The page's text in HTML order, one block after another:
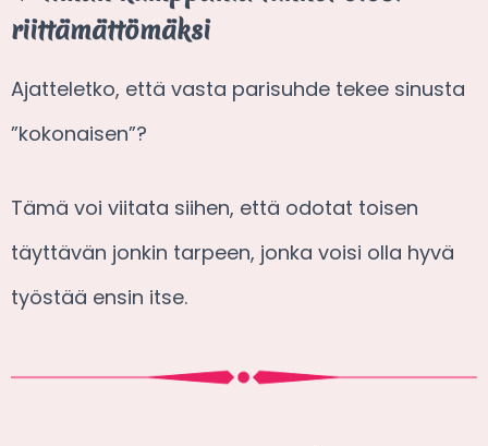
riittämättömäksi
Ajatteletko, että vasta parisuhde tekee sinusta
”kokonaisen”?
Tämä voi viitata siihen, että odotat toisen
täyttävän jonkin tarpeen, jonka voisi olla hyvä
työstää ensin itse.